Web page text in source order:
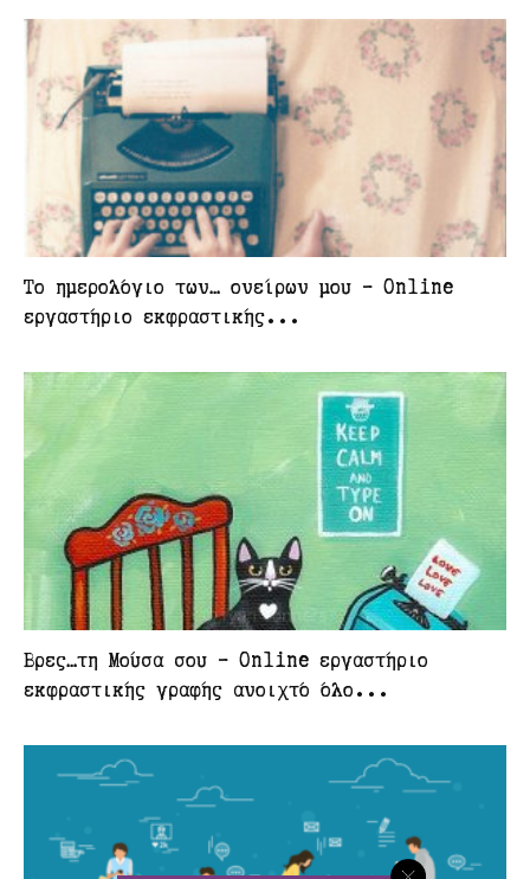
Το ημερολόγιο των… ονείρων μου – Online
εργαστήριο εκφραστικής...
Βρες…τη Μούσα σου – Online εργαστήριο
εκφραστικής γραφής ανοιχτό όλο...